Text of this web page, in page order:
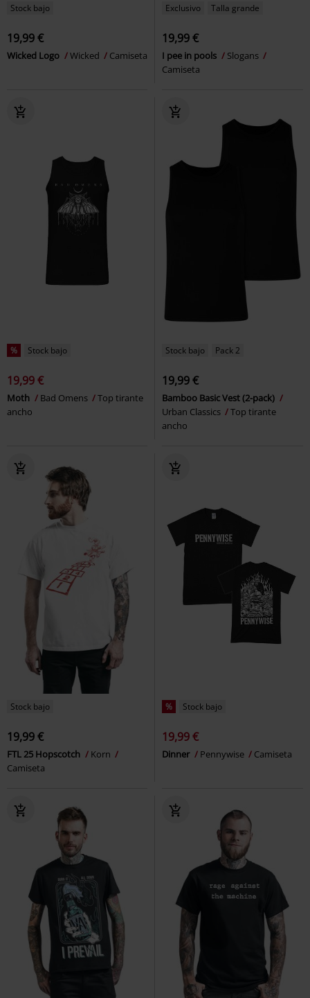
Stock bajo
19,99 €
Wicked Logo Wicked Camiseta
Exclusivo Talla grande
19,99 €
I pee in pools
Slogans
Camiseta
% Stock bajo
19,99 €
Moth Bad Omens
Top tirante
ancho
Stock bajo Pack 2
19,99 €
Bamboo Basic Vest (2-pack)
Urban Classics
Top tirante
ancho
Stock bajo
19,99 €
FTL 25 Hopscotch
Korn
Camiseta
% Stock bajo
19,99 €
Dinner Pennywise Camiseta